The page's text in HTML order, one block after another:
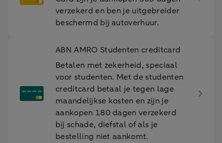
verzekerd en ben je uitgebreider
beschermd bij autoverhuur.
ABN AMRO Studenten creditcard
Betalen met zekerheid, speciaal
voor studenten. Met de studenten
creditcard betaal je tegen lage
maandelijkse kosten en zijn je
aankopen 180 dagen verzekerd
bij schade, diefstal of als je
bestelling niet aankomt.